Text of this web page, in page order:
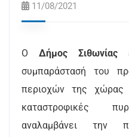
11/08/2021
Ο Δήμος Σιθωνίας
συμπαράστασή του
περιοχών της χώρας
καταστροφικές
αναλαμβάνει την